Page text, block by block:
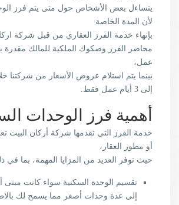
يتساءل بعض الأشخاص حول متى يتم فرز
لأن المدة الخاصة
بإنهاء خدمة الفرز العقاري من قبل شركة
عمل،
بينما يتم استلام عروض الأسعار من شركتنا
إلى 3 أيام عمل فقط.
أهمية فرز الوحدات
خدمة الفرز التي تقدمها شركة أركان البيت
أو مطور العقار،
حيث توفر العديد من المزايا المهمة، بما في
تقسيم الوحدة السكنية سواء كانت مبنى
إلى عدة وحدات أصغر مما يسمح لك